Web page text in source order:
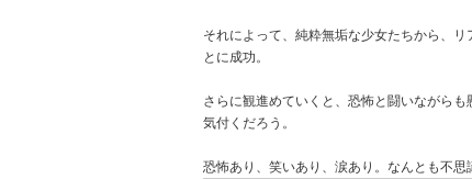
それによって、純粋無垢な少女たちから、
とに成功。
さらに観進めていくと、恐怖と闘いながら
気付くだろう。
恐怖あり、笑いあり、涙あり。なんとも不